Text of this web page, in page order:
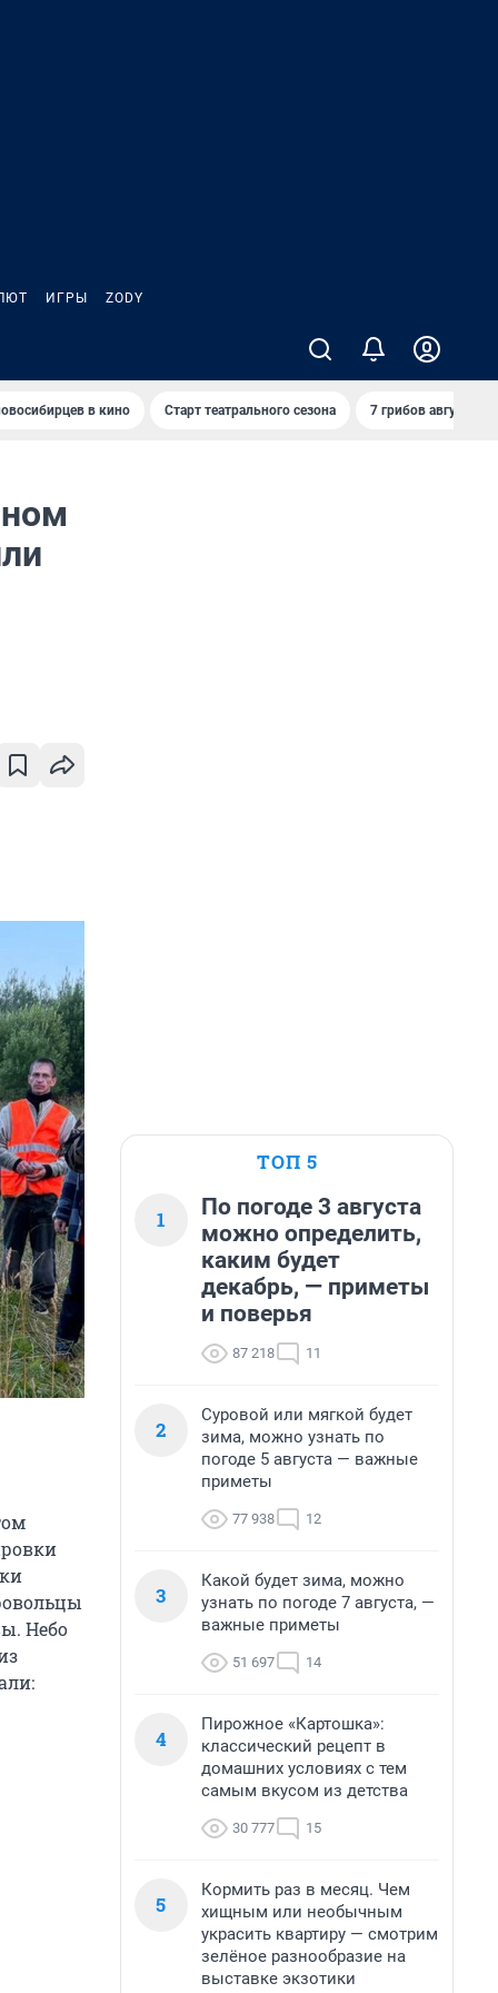
ИГРЫ ZODY
в кино Старт театрального сезона 7 грибов августа
Небо
ТОП 5
1
По погоде 3 августа
можно определить,
каким будет
декабрь, — приметы
и поверья
87 218 11
2
Суровой или мягкой будет
зима, можно узнать по
погоде 5 августа — важные
приметы
77 938 12
3
Какой будет зима, можно
узнать по погоде 7 августа, —
важные приметы
51 697 14
4
Пирожное «Картошка»:
классический рецепт в
домашних условиях с тем
самым вкусом из детства
30 777 15
5
Кормить раз в месяц. Чем
хищным или необычным
украсить квартиру — смотрим
зелёное разнообразие на
выставке экзотики